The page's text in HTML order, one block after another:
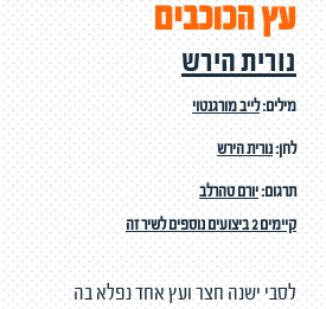
עץ הכוכבים
נורית הירש
מילים:לייב מורגנטוי
לחן:נורית הירש
תרגום:יורם טהרלב
קיימים 2 ביצועים נוספים לשיר זה
לסבי ישנה חצר ועץ אחד נפלא בה